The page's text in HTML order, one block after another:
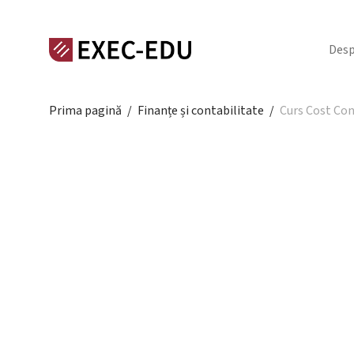
Prima pagină / Finanțe și contabilitate / Curs Cost